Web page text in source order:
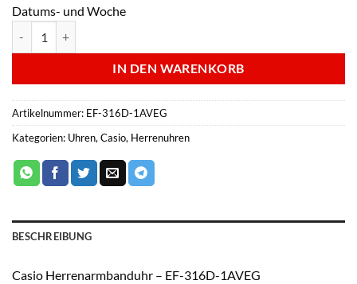
Datums- und Woche
IN DEN WARENKORB
Artikelnummer: EF-316D-1AVEG
Kategorien: Uhren,Casio, Herrenuhren
BESCHREIBUNG
Casio Herrenarmbanduhr – EF-316D-1AVEG